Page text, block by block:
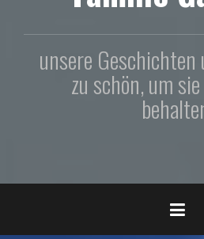
unsere Geschichten
zu schön, um